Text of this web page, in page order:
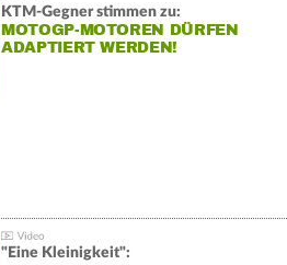
KTM-Gegner stimmen zu:
MOTOGP-MOTOREN DÜRFEN
ADAPTIERT WERDEN!
"Eine Kleinigkeit":